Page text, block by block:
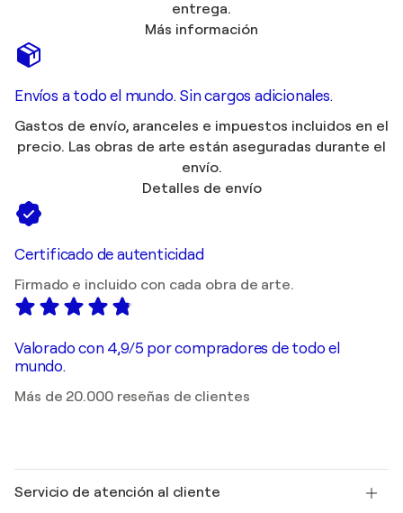
entrega.
Más información
Envíos a todo el mundo. Sin cargos adicionales.
Gastos de envío, aranceles e impuestos incluidos en el
precio. Las obras de arte están aseguradas durante el
envío.
Detalles de envío
Certificado de autenticidad
Firmado e incluido con cada obra de arte.
Valorado con 4,9/5 por compradores de todo el
mundo.
Más de 20.000 reseñas de clientes
Servicio de atención al cliente